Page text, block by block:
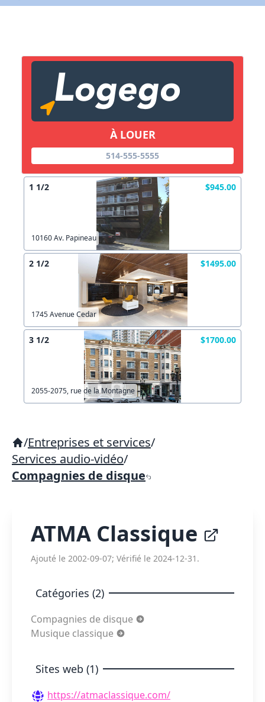
À LOUER
514-555-5555
1 1/2 $945.00
10160 Av. Papineau
2 1/2 $1495.00
1745 Avenue Cedar
3 1/2 $1700.00
2055-2075, rue de la Montagne
/Entreprises et services/
Services audio-vidéo/
Compagnies de disque
ATMA Classique
Ajouté le 2002-09-07; Vérifié le 2024-12-31.
Catégories (2)
Compagnies de disque
Musique classique
Sites web (1)
https://atmaclassique.com/
Lien vers inscription (sera inclus dans courriel)
Copier lien
X Fermer
X Fermer